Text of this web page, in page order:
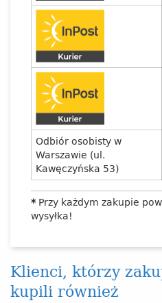
Odbiór osobisty w
Warszawie (ul.
Kawęczyńska 53)
* Przy każdym zakupie
wysyłka!
Klienci, którzy
kupili również